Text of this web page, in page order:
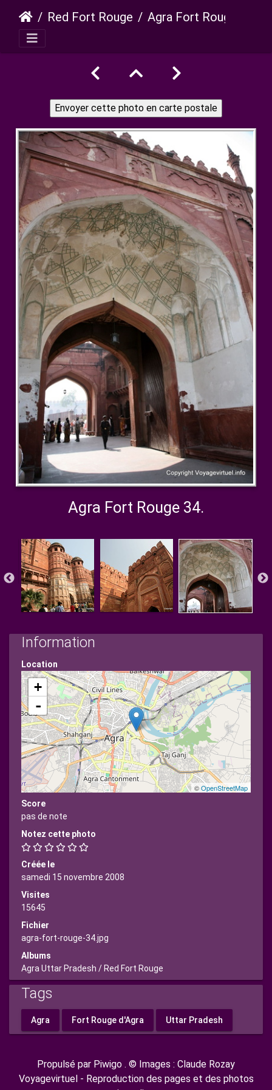
Red Fort Rouge Agra Fort Rouge 34
Agra Fort Rouge 34.
Information
Location
+
-
©OpenStreetMap
Score
pas de note
Notez cette photo
Créée le
samedi 15 novembre 2008
Visites
15645
Fichier
agra-fort-rouge-34.jpg
Albums
Agra Uttar Pradesh / Red Fort Rouge
Tags
Agra Fort Rouge d'Agra Uttar Pradesh
Propulsé par Piwigo . © Images : Claude Rozay
Voyagevirtuel - Reproduction des pages et des photos